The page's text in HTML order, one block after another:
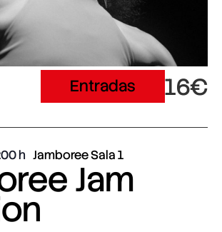
Entradas 16€
Jamboree Sala 1
Jam